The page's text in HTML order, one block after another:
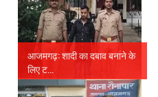
आजमगढ़: शादी का दबाव बनाने के
लिए ट...